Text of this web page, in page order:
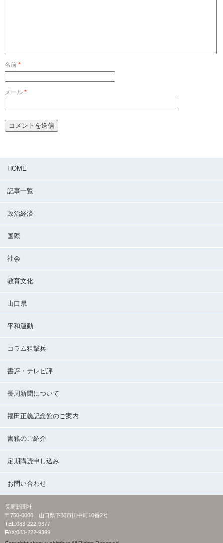
名前 *
メール *
HOME
記事一覧
政治経済
国際
社会
教育文化
山口県
平和運動
コラム狙撃兵
書評・テレビ評
長周新聞について
福田正義記念館のご案内
書籍のご紹介
定期購読申し込み
お問い合わせ
長周新聞社
〒750-0008 山口県下関市田中町10番2号
TEL:083-222-9377
FAX:083-222-9399